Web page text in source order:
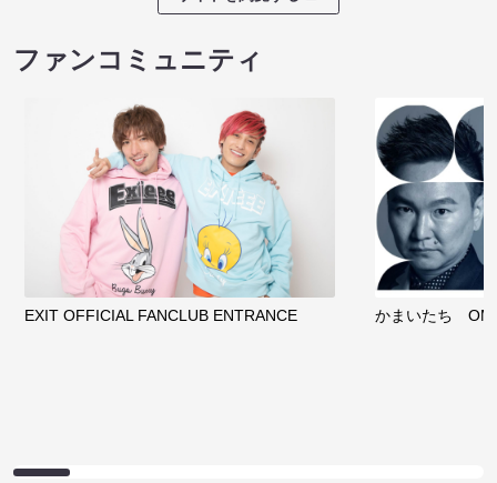
ファンコミュニティ
EXIT OFFICIAL FANCLUB ENTRANCE かまいたち